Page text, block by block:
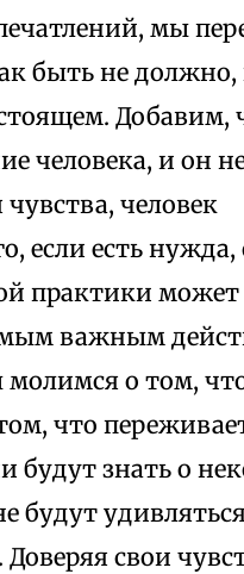
мы
быть не должно,
Добавим,
человека, и он
человек
если есть нужда,
практики
важным
о том,
что
будут знать о
будут
свои